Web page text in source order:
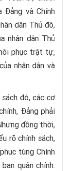
Đảng và Chính
dân Thủ đô,
nhân dân Thủ
phục trật tự,
nhân dân và
đó, các cơ
Đảng phải
đồng thời,
rõ chính sách,
tùng Chính
quân chính.